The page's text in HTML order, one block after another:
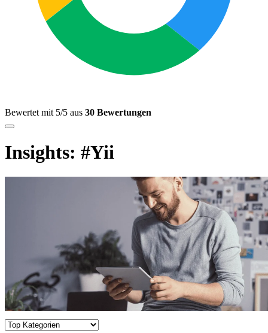
Bewertet mit 5/5 aus 30 Bewertungen
Insights: #Yii